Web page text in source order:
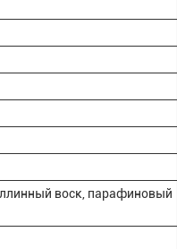
воск, парафиновый